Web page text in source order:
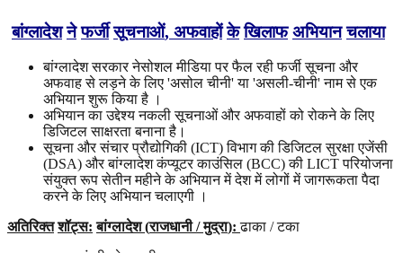
बांग्लादेश ने फर्जी सूचनाओं, अफवाहों के खिलाफ अभियान चलाया
बांग्लादेश सरकार नेसोशल मीडिया पर फैल रही फर्जी सूचना और
अफवाह से लड़ने के लिए 'असोल चीनी' या 'असली-चीनी' नाम से एक
अभियान शुरू किया है ।
अभियान का उद्देश्य नकली सूचनाओं और अफवाहों को रोकने के लिए
डिजिटल साक्षरता बनाना है।
सूचना और संचार प्रौद्योगिकी (ICT) विभाग की डिजिटल सुरक्षा एजेंसी
(DSA) और बांग्लादेश कंप्यूटर काउंसिल (BCC) की LICT परियोजना
संयुक्त रूप सेतीन महीने के अभियान में देश में लोगों में जागरूकता पैदा
करने के लिए अभियान चलाएगी ।
अतिरिक्त शॉट्स: बांग्लादेश(राजधानी/मुद्रा):ढाका / टका